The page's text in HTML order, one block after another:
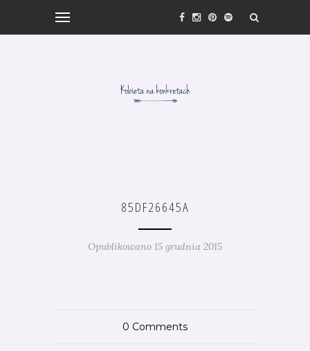
85DF26645A
Opublikowano 15 grudnia 2015
0 Comments